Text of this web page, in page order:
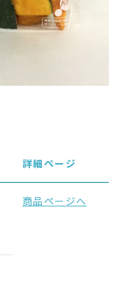
詳細ページ
商品ページへ